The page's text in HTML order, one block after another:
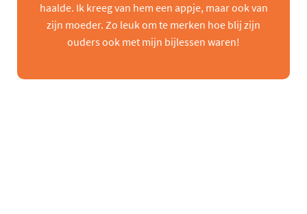
haalde. Ik kreeg van hem een appje, maar ook van
zijn moeder. Zo leuk om te merken hoe blij zijn
ouders ook met mijn bijlessen waren!